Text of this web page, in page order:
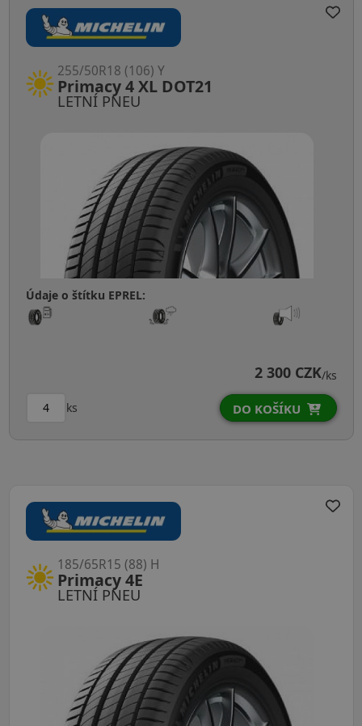
LETNÍ PNEU
Primacy 4 XL DOT21
255/50R18 (106) Y
Údaje o štítku EPREL:
2 300 CZK/ks
ks DO KOŠÍKU
LETNÍ PNEU
Primacy 4E
185/65R15 (88) H